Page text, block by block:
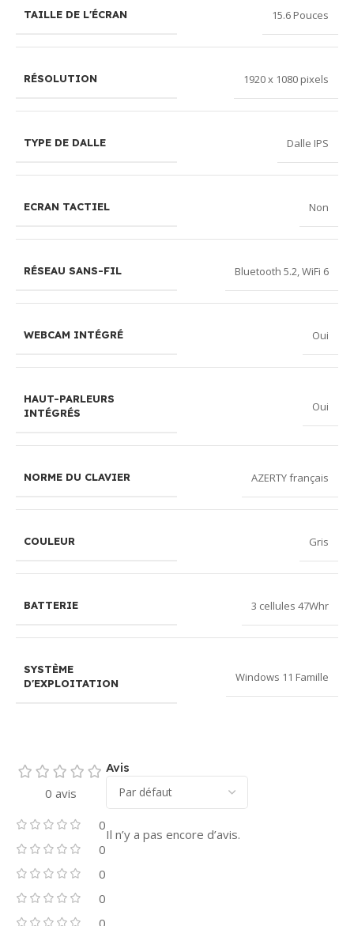
TAILLE DE L'ÉCRAN 15.6 Pouces
RÉSOLUTION 1920 x 1080 pixels
TYPE DE DALLE Dalle IPS
ECRAN TACTIEL Non
RÉSEAU SANS-FIL Bluetooth 5.2,WiFi 6
WEBCAM INTÉGRÉ Oui
HAUT-PARLEURS
INTÉGRÉS
Oui
NORME DU CLAVIER AZERTY français
COULEUR Gris
BATTERIE 3 cellules 47Whr
SYSTÈME
D'EXPLOITATION
Windows 11 Famille
0 avis
0
0
0
0
Avis
Il n’y a pas encore d’avis.